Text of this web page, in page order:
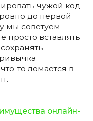
чужой код
до первой
мы советуем
просто вставлять
то ломается в
онлайн-